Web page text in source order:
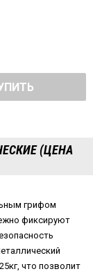
(ЦЕНА
грифом
фиксируют
что позволит